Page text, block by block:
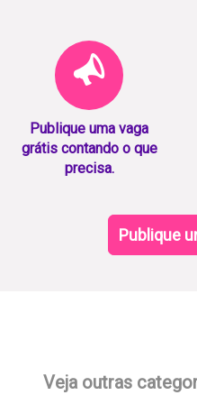
Publique uma vaga
grátis contando o que
precisa.
Publique
Veja outras